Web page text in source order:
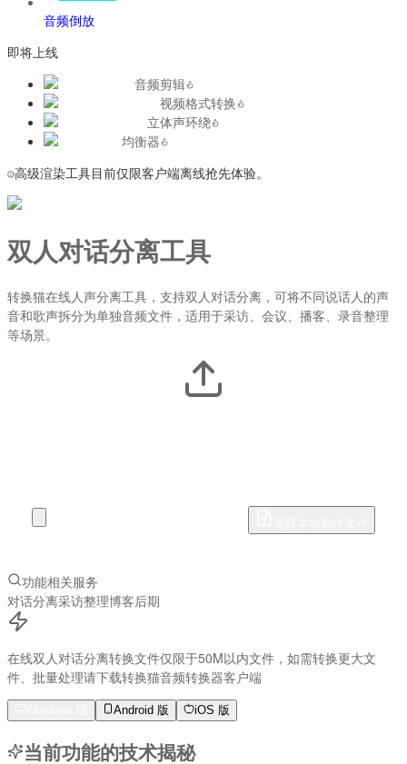
音频倒放
即将上线
音频剪辑
视频格式转换
立体声环绕
均衡器
高级渲染工具目前仅限客户端离线抢先体验。
双人对话分离工具
转换猫在线人声分离工具，支持双人对话分离，可将不同说话人的声
音和歌声拆分为单独音频文件，适用于采访、会议、播客、录音整理
等场景。
功能相关服务
对话分离采访整理博客后期
在线双人对话分离转换文件仅限于50M以内文件，如需转换更大文
件、批量处理请下载转换猫音频转换器客户端
Android 版 iOS 版
当前功能的技术揭秘